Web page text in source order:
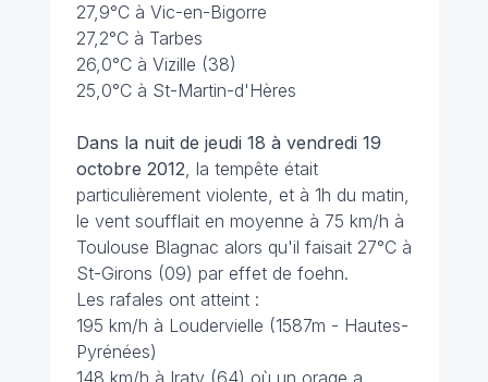
27,9°C à Vic-en-Bigorre
27,2°C à Tarbes
26,0°C à Vizille (38)
25,0°C à St-Martin-d'Hères
Dans la nuit de jeudi 18 à vendredi 19
octobre 2012, la tempête était
particulièrement violente, et à 1h du matin,
le vent soufflait en moyenne à 75 km/h à
Toulouse Blagnac alors qu'il faisait 27°C à
St-Girons (09) par effet de foehn.
Les rafales ont atteint :
195 km/h à Loudervielle (1587m - Hautes-
Pyrénées)
148 km/h à Iraty (64) où un orage a